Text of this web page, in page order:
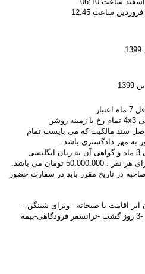
سند مالکیت که می بایست تمام
به مهر دادگستری باشد .
تومان می باشد.
در تاریخ مقرر باید در سفارت حضور
ایر-اقامت با صبحانه - ویزای شینگن -
راهنمای فارسی زبان -3 روز گشت -ترانسفر فرودگاهی-بیمه